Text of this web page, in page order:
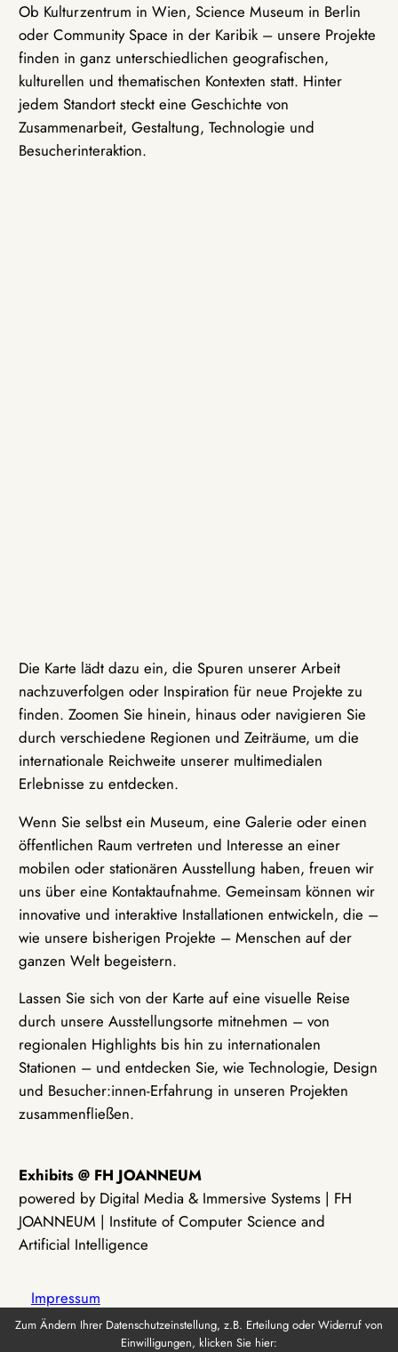
Ob Kulturzentrum in Wien, Science Museum in Berlin
oder Community Space in der Karibik – unsere Projekte
finden in ganz unterschiedlichen geografischen,
kulturellen und thematischen Kontexten statt. Hinter
jedem Standort steckt eine Geschichte von
Zusammenarbeit, Gestaltung, Technologie und
Besucherinteraktion.
Die Karte lädt dazu ein, die Spuren unserer Arbeit
nachzuverfolgen oder Inspiration für neue Projekte zu
finden. Zoomen Sie hinein, hinaus oder navigieren Sie
durch verschiedene Regionen und Zeiträume, um die
internationale Reichweite unserer multimedialen
Erlebnisse zu entdecken.
Wenn Sie selbst ein Museum, eine Galerie oder einen
öffentlichen Raum vertreten und Interesse an einer
mobilen oder stationären Ausstellung haben, freuen wir
uns über eine Kontaktaufnahme. Gemeinsam können wir
innovative und interaktive Installationen entwickeln, die –
wie unsere bisherigen Projekte – Menschen auf der
ganzen Welt begeistern.
Lassen Sie sich von der Karte auf eine visuelle Reise
durch unsere Ausstellungsorte mitnehmen – von
regionalen Highlights bis hin zu internationalen
Stationen – und entdecken Sie, wie Technologie, Design
und Besucher:innen-Erfahrung in unseren Projekten
zusammenfließen.
Exhibits @ FH JOANNEUM
powered by Digital Media & Immersive Systems | FH
JOANNEUM | Institute of Computer Science and
Artificial Intelligence
Impressum
Zum Ändern Ihrer Datenschutzeinstellung, z.B. Erteilung oder Widerruf von
Einwilligungen, klicken Sie hier: